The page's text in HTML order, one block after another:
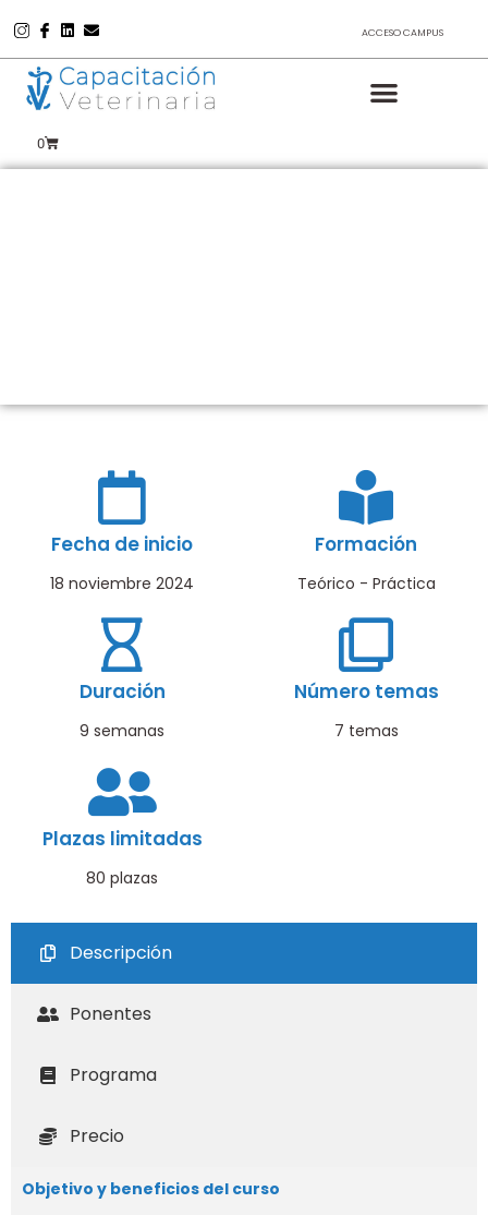
ACCESO CAMPUS
0
Fecha de inicio
18 noviembre 2024
Formación
Teórico - Práctica
Duración
9 semanas
Número temas
7 temas
Plazas limitadas
80 plazas
Descripción
Ponentes
Programa
Precio
Objetivo y beneficios del curso